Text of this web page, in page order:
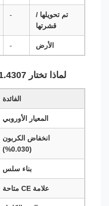
تم تحويلها /
قشرتها
-
الأرض -
لماذا تختار 1.4307 الأنابيب المقاومة للصدأ؟
الفائدة
المعيار الأوروبي
انخفاض الكربون
(0.030%)
بناء سلس
علامة CE متاحة